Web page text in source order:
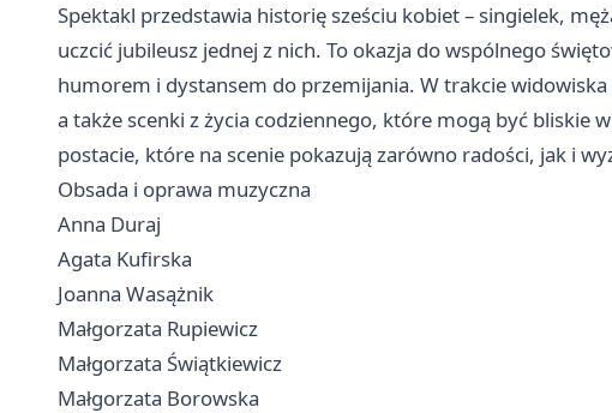
Spektakl przedstawia historię sześciu kobiet – singielek,
uczcić jubileusz jednej z nich. To okazja do wspólnego
humorem i dystansem do przemijania. W trakcie
a także scenki z życia codziennego, które mogą być bliskie
postacie, które na scenie pokazują zarówno radości, jak i
Obsada i oprawa muzyczna
Anna Duraj
Agata Kufirska
Joanna Wasążnik
Małgorzata Rupiewicz
Małgorzata Świątkiewicz
Małgorzata Borowska